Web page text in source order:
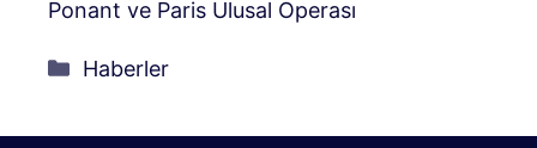
Ponant ve Paris Ulusal Operası
Kategoriler
Haberler